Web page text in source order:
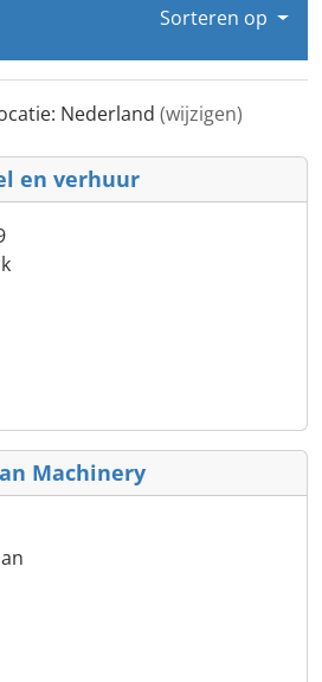
Sorteren op
Nederland (wijzigen)
en verhuur
Machinery